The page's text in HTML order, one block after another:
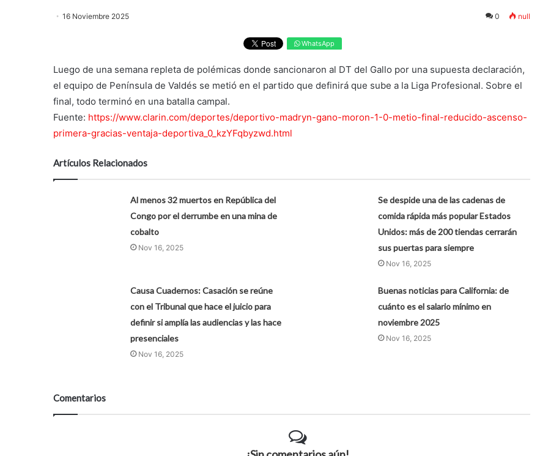
16 Noviembre 2025 0 null
WhatsApp
Luego de una semana repleta de polémicas donde sancionaron al DT del Gallo por una supuesta declaración,
el equipo de Península de Valdés se metió en el partido que definirá que sube a la Liga Profesional. Sobre el
final, todo terminó en una batalla campal.
Fuente: https://www.clarin.com/deportes/deportivo-madryn-gano-moron-1-0-metio-final-reducido-ascenso-
primera-gracias-ventaja-deportiva_0_kzYFqbyzwd.html
Artículos Relacionados
Al menos 32 muertos en República del
Congo por el derrumbe en una mina de
cobalto
Nov 16, 2025
Se despide una de las cadenas de
comida rápida más popular Estados
Unidos: más de 200 tiendas cerrarán
sus puertas para siempre
Nov 16, 2025
Causa Cuadernos: Casación se reúne
con el Tribunal que hace el juicio para
definir si amplía las audiencias y las hace
presenciales
Nov 16, 2025
Buenas noticias para California: de
cuánto es el salario mínimo en
noviembre 2025
Nov 16, 2025
Comentarios